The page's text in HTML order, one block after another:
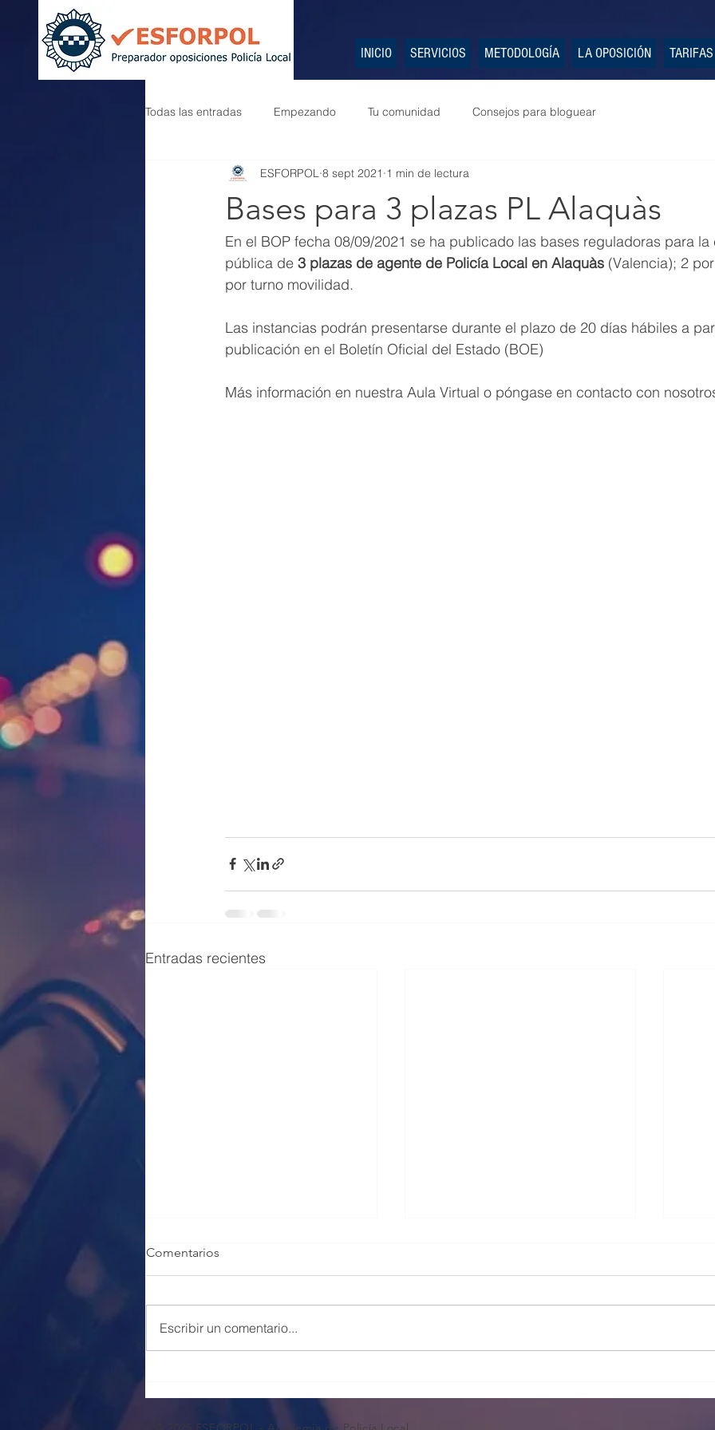
INICIO SERVICIOS METODOLOGÍA LA OPOSICIÓN TARIFAS
Todas las entradas Empezando Tu comunidad Consejos para bloguear
Bases para 3 plazas PL Alaquàs
ESFORPOL 8 sept 2021 1 min de lectura
En el BOP fecha 08/09/2021 se ha publicado las bases reguladoras para
pública de 3 plazas de agente de Policía Local en Alaquàs (Valencia); 2
por turno movilidad.
Las instancias podrán presentarse durante el plazo de 20 días hábiles a
publicación en el Boletín Oficial del Estado (BOE)
Más información en nuestra Aula Virtual o póngase en contacto con
Entradas recientes
Comentarios
Escribir un comentario...